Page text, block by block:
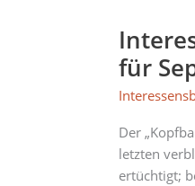
für
Der
letzten
ertüchtigt;
Kopfbau
2024
bis
2025
–
freie
Timeslots